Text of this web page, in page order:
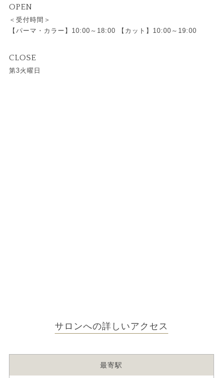
OPEN
＜受付時間＞
【パーマ・カラー】10:00～18:00 【カット】10:00～19:00
CLOSE
第3火曜日
サロンへの詳しいアクセス
最寄駅